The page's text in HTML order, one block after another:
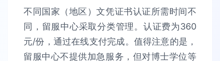
不同国家（地区）文凭证书认证所需时间不
同，留服中心采取分类管理。认证费为360
元/份，通过在线支付完成。值得注意的是，
留服中心不提供加急服务，但对博士学位等